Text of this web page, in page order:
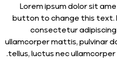
Lorem ipsum
button to change
consectetur
ullamcorper mattis,
tellus, luctus nec